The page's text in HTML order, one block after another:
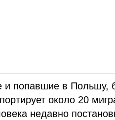
и попавшие в Польшу,
около 20
недавно